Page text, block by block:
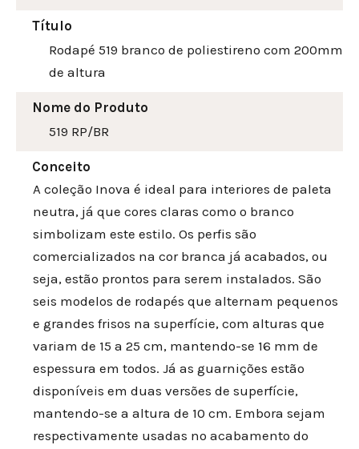
Título
Rodapé 519 branco de poliestireno com 200mm
de altura
Nome do Produto
519 RP/BR
Conceito
A coleção Inova é ideal para interiores de paleta
neutra, já que cores claras como o branco
simbolizam este estilo. Os perfis são
comercializados na cor branca já acabados, ou
seja, estão prontos para serem instalados. São
seis modelos de rodapés que alternam pequenos
e grandes frisos na superfície, com alturas que
variam de 15 a 25 cm, mantendo-se 16 mm de
espessura em todos. Já as guarnições estão
disponíveis em duas versões de superfície,
mantendo-se a altura de 10 cm. Embora sejam
respectivamente usadas no acabamento do